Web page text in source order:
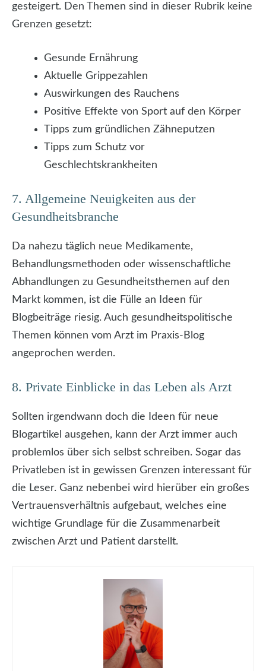
gesteigert. Den Themen sind in dieser Rubrik keine
Grenzen gesetzt:
Gesunde Ernährung
Aktuelle Grippezahlen
Auswirkungen des Rauchens
Positive Effekte von Sport auf den Körper
Tipps zum gründlichen Zähneputzen
Tipps zum Schutz vor
Geschlechtskrankheiten
7. Allgemeine Neuigkeiten aus der
Gesundheitsbranche
Da nahezu täglich neue Medikamente,
Behandlungsmethoden oder wissenschaftliche
Abhandlungen zu Gesundheitsthemen auf den
Markt kommen, ist die Fülle an Ideen für
Blogbeiträge riesig. Auch gesundheitspolitische
Themen können vom Arzt im Praxis-Blog
angeprochen werden.
8. Private Einblicke in das Leben als Arzt
Sollten irgendwann doch die Ideen für neue
Blogartikel ausgehen, kann der Arzt immer auch
problemlos über sich selbst schreiben. Sogar das
Privatleben ist in gewissen Grenzen interessant für
die Leser. Ganz nebenbei wird hierüber ein großes
Vertrauensverhältnis aufgebaut, welches eine
wichtige Grundlage für die Zusammenarbeit
zwischen Arzt und Patient darstellt.